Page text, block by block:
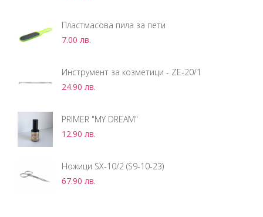
Пластмасова пила за пети
7.00 лв.
Инструмент за козметици - ZE-20/1
24.90 лв.
PRIMER "MY DREAM"
12.90 лв.
Ножици SX-10/2 (S9-10-23)
67.90 лв.